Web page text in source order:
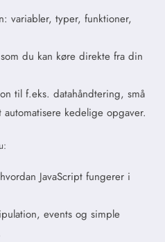
variabler, typer, funktioner,
du kan køre direkte fra din
til f.eks. datahåndtering, små
kedelige opgaver.
JavaScript fungerer i
events og simple